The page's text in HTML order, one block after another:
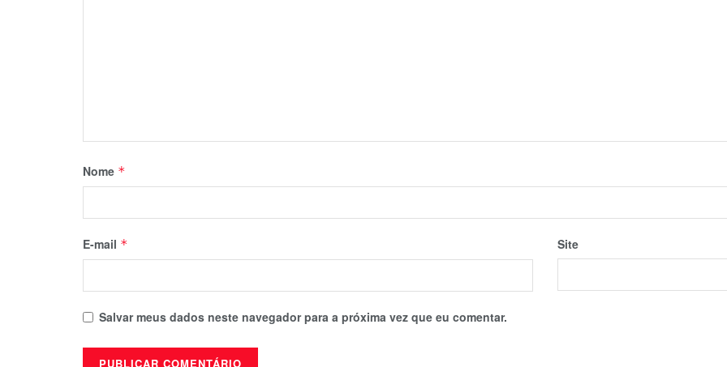
Nome *
E-mail * Site
Salvar meus dados neste navegador para a próxima vez que eu comentar.